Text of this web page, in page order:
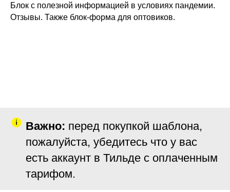
Блок с полезной информацией в условиях пандемии.
Отзывы. Также блок-форма для оптовиков.
Важно: перед покупкой шаблона,
пожалуйста, убедитесь что у вас
есть аккаунт в Тильде с оплаченным
тарифом.